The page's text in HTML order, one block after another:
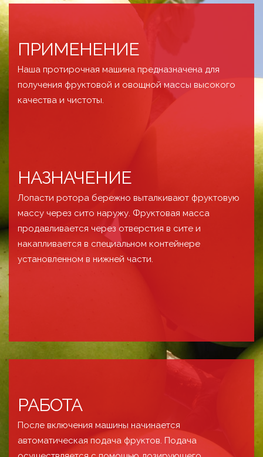
ПРИМЕНЕНИЕ
Наша протирочная машина предназначена для
получения фруктовой и овощной массы высокого
качества и чистоты.
НАЗНАЧЕНИЕ
Лопасти ротора бережно выталкивают фруктовую
массу через сито наружу. Фруктовая масса
продавливается через отверстия в сите и
накапливается в специальном контейнере
установленном в нижней части.
РАБОТА
После включения машины начинается
автоматическая подача фруктов. Подача